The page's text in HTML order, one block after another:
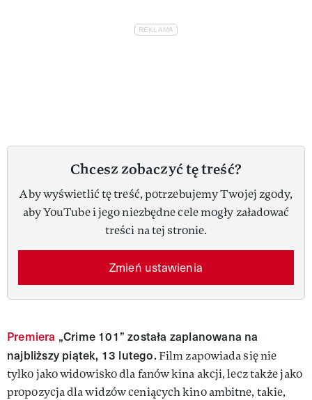
Chcesz zobaczyć tę treść?
Aby wyświetlić tę treść, potrzebujemy Twojej zgody,
aby YouTube i jego niezbędne cele mogły załadować
treści na tej stronie.
Zmień ustawienia
Premiera „Crime 101” została zaplanowana na
najbliższy piątek, 13 lutego.Film zapowiada się nie
tylko jako widowisko dla fanów kina akcji, lecz także jako
propozycja dla widzów ceniących kino ambitne, takie,